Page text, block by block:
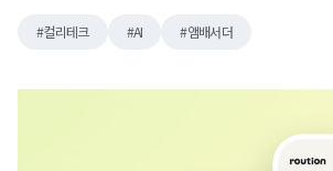
컬리테크 AI 앰배서더